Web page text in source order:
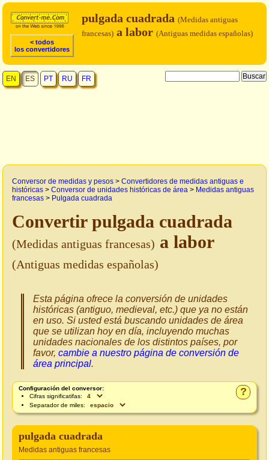
< todos
los convertidores
pulgada cuadrada (Medidas antiguas
francesas) a labor (Antiguas medidas españolas)
EN ES PT RU FR
Conversor de medidas y pesos > Convertidores de medidas antiguas e
históricas > Conversor de unidades históricas de área > Medidas antiguas
francesas > Pulgada cuadrada
Convertir pulgada cuadrada
(Medidas antiguas francesas) a labor
(Antiguas medidas españolas)
Esta página ofrece la conversión de unidades
históricas (antiguo, medieval, etc.) que ya no están
en uso. Si usted está buscando unidades de área
que se utilizan hoy en día, incluyendo muchas
unidades nacionales de los distintos países, por
favor, cambie a nuestro página de conversión de
área principal.
?
Configuración del conversor:
Cifras significatifas:
Separador de miles:
pulgada cuadrada
Medidas antiguas francesas